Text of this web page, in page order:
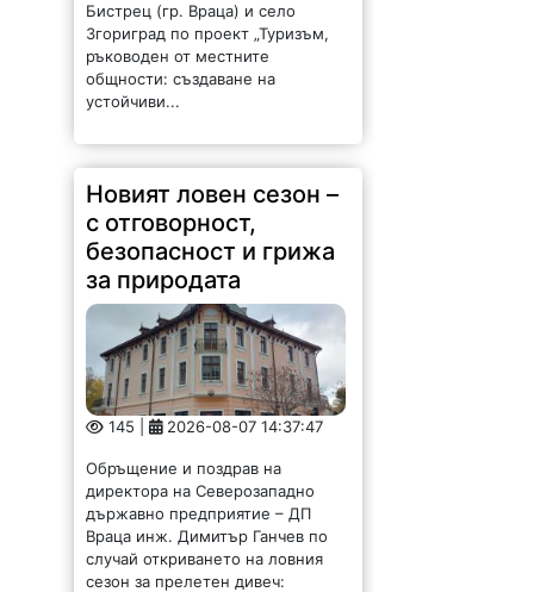
Бистрец (гр. Враца) и село
Згориград по проект „Туризъм,
ръководен от местните
общности: създаване на
устойчиви...
Новият ловен сезон –
с отговорност,
безопасност и грижа
за природата
145 | 2026-08-07 14:37:47
Обръщение и поздрав на
директора на Северозападно
държавно предприятие – ДП
Враца инж. Димитър Ганчев по
случай откриването на ловния
сезон за прелетен дивеч: